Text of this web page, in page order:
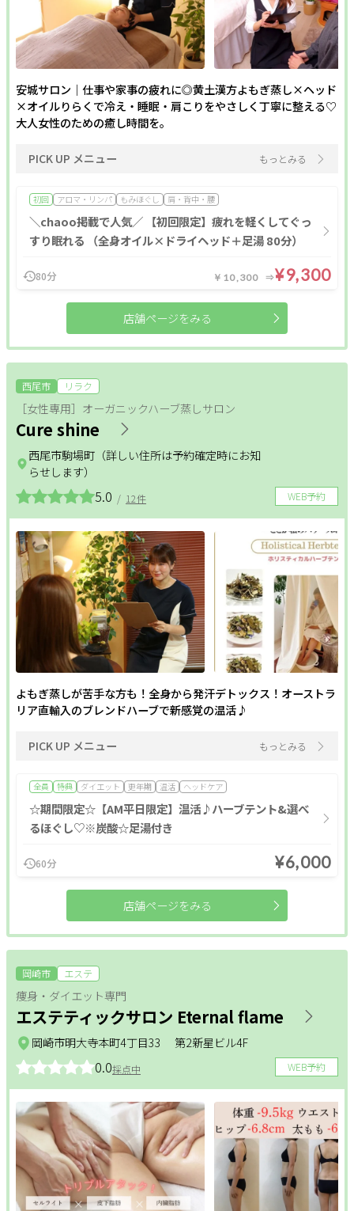
掲載のご案内
掲載の申込み
掲載店様ログイン
閉じる
安城サロン｜仕事や家事の疲れに◎黄土漢方よもぎ蒸し×ヘッド
×オイルりらくで冷え・睡眠・肩こりをやさしく丁寧に整える♡
大人女性のための癒し時間を。
PICK UP メニュー もっとみる
初回 アロマ・リンパ もみほぐし 肩・背中・腰
＼chaoo掲載で人気／ 【初回限定】疲れを軽くしてぐっ
すり眠れる （全身オイル×ドライヘッド＋足湯 80分）
80分 ￥10,300 ¥9,300
店舗ページをみる
西尾市 リラク
［女性専用］オーガニックハーブ蒸しサロン
Cure shine
WEB予約
5.0 / 12件
西尾市駒場町（詳しい住所は予約確定時にお知
らせします）
よもぎ蒸しが苦手な方も！全身から発汗デトックス！オーストラ
リア直輸入のブレンドハーブで新感覚の温活♪
PICK UP メニュー もっとみる
全員 特典 ダイエット 更年期 温活 ヘッドケア
☆期間限定☆【AM平日限定】温活♪ハーブテント&選べ
るほぐし♡※炭酸☆足湯付き
60分 ¥6,000
店舗ページをみる
岡崎市 エステ
痩身・ダイエット専門
エステティックサロン Eternal flame
WEB予約
0.0採点中
岡崎市明大寺本町4丁目33 第2新星ビル4F
ホワイトニング オールハンド エイジングケア
毛穴 セルフエステ シェービング
角質・ピーリング シミ・しわ ハリ・つや
整体メニュー
アロマ・リンパ もみほぐし
更年期 温活
姿勢改善 ヘッドケア 足つぼ
オールハンド
整体
条件
現金払いのみ
キャッシュレスOK 駐車場あり
駅近
24H営業
成人式
1人のスタッフが最後まで対応
メンズにおすすめ
ペア施術OK 半額
予約なしOK
女性スタッフのみ 女性専用
キッズルーム
キッズメニュー
子ども向け スクールあり
バリアフリー
メンズ専門
24時間営業 出張・訪問
入会金無料
体験あり
1対1 少人数 資格取得支援
初心者歓迎
1day
オンライン
クリア 絞り込む